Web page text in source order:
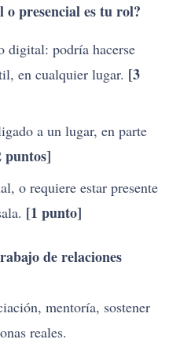
presencial es tu rol?
digital: podría hacerse
en cualquier lugar. [3
a un lugar, en parte
puntos]
o requiere estar presente
[1 punto]
de relaciones
mentoría, sostener
reales.